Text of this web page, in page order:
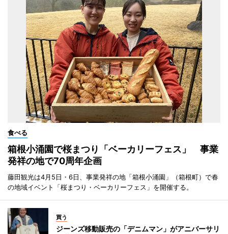
食べる
箱根小涌園で桜まつり「ベーカリーフェス」 事業
発祥の地で70周年企画
藤田観光は4月5日・6日、事業発祥の地「箱根小涌園」（箱根町）で春
の地域イベント「桜まつり・ベーカリーフェス」を開催する。
買う
ジーンズ移動販売の「デニムマン」がアニバーサリ